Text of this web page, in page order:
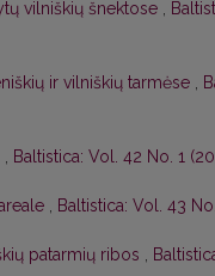
vilniškių šnektose ,
ir vilniškių tarmėse ,
, Baltistica: Vol. 42 No. 1
, Baltistica: Vol. 43
patarmių ribos ,